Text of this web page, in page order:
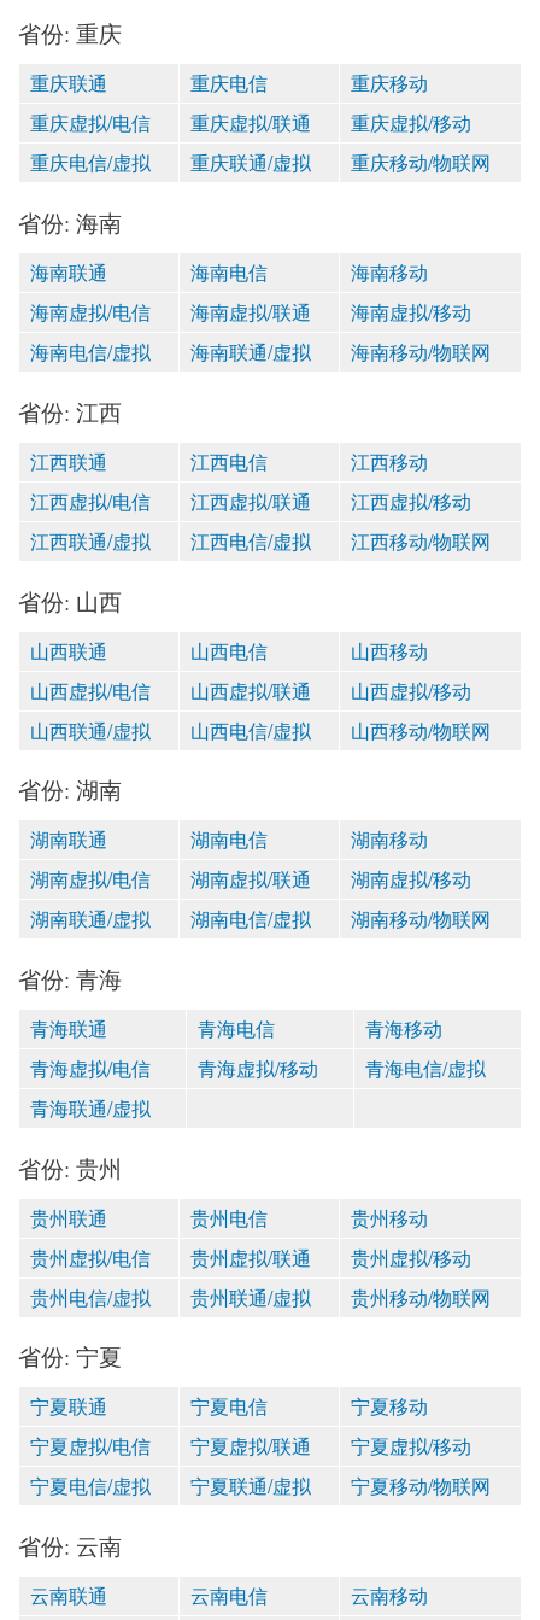
省份: 重庆
重庆联通 重庆电信
重庆移动
重庆虚拟/电信
重庆虚拟/联通
重庆虚拟/移动
重庆电信/虚拟
重庆联通/虚拟 重庆移动/物联网
省份: 海南
海南联通 海南电信
海南移动
海南虚拟/电信
海南虚拟/联通
海南虚拟/移动
海南电信/虚拟
海南联通/虚拟 海南移动/物联网
省份: 江西
江西联通 江西电信
江西移动
江西虚拟/电信
江西虚拟/联通
江西虚拟/移动
江西联通/虚拟
江西电信/虚拟 江西移动/物联网
省份: 山西
山西联通 山西电信
山西移动
山西虚拟/电信
山西虚拟/联通
山西虚拟/移动
山西联通/虚拟
山西电信/虚拟 山西移动/物联网
省份: 湖南
湖南联通 湖南电信
湖南移动
湖南虚拟/电信
湖南虚拟/联通
湖南虚拟/移动
湖南联通/虚拟
湖南电信/虚拟 湖南移动/物联网
省份: 青海
青海联通 青海电信
青海移动
青海虚拟/电信
青海虚拟/移动
青海电信/虚拟
青海联通/虚拟
省份: 贵州
贵州联通 贵州电信
贵州移动
贵州虚拟/电信
贵州虚拟/联通
贵州虚拟/移动
贵州电信/虚拟
贵州联通/虚拟 贵州移动/物联网
省份: 宁夏
宁夏联通 宁夏电信
宁夏移动
宁夏虚拟/电信
宁夏虚拟/联通
宁夏虚拟/移动
宁夏电信/虚拟
宁夏联通/虚拟 宁夏移动/物联网
省份: 云南
云南联通 云南电信
云南移动